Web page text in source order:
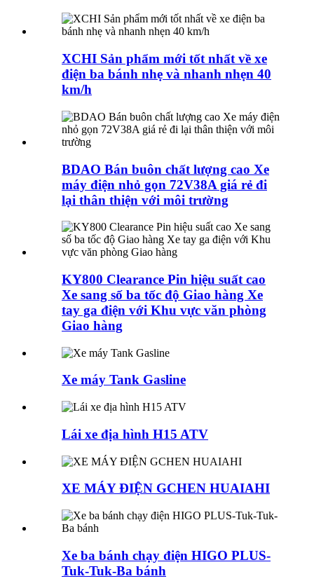
XCHI Sản phẩm mới tốt nhất về xe
điện ba bánh nhẹ và nhanh nhẹn 40
km/h
BDAO Bán buôn chất lượng cao Xe
máy điện nhỏ gọn 72V38A giá rẻ đi
lại thân thiện với môi trường
KY800 Clearance Pin hiệu suất cao
Xe sang số ba tốc độ Giao hàng Xe
tay ga điện với Khu vực văn phòng
Giao hàng
Xe máy Tank Gasline
Lái xe địa hình H15 ATV
XE MÁY ĐIỆN GCHEN HUAIAHI
Xe ba bánh chạy điện HIGO PLUS-
Tuk-Tuk-Ba bánh